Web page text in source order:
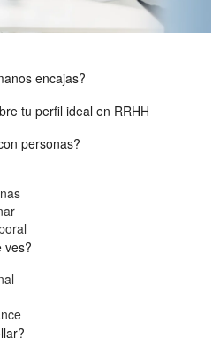
encajas?
tu perfil ideal en RRHH
personas?
ves?